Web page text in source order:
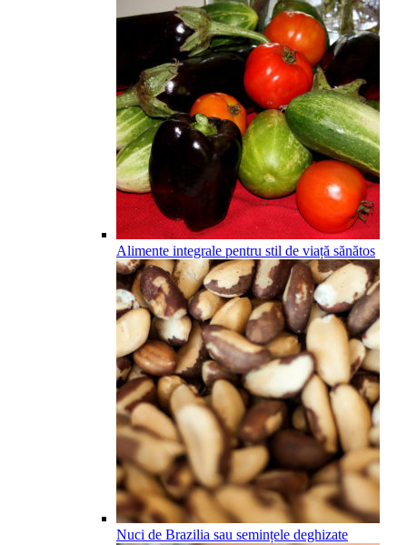
Alimente integrale pentru stil de viață sănătos
Nuci de Brazilia sau semințele deghizate